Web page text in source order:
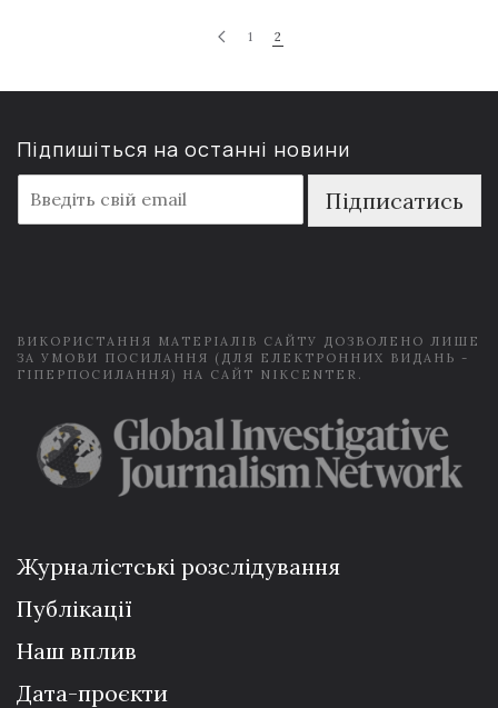
1 2
Підпишіться на останні новини
m
a
Підписатись
ВИКОРИСТАННЯ МАТЕРІАЛІВ САЙТУ ДОЗВОЛЕНО ЛИШЕ
ЗА УМОВИ ПОСИЛАННЯ (ДЛЯ ЕЛЕКТРОННИХ ВИДАНЬ -
ГІПЕРПОСИЛАННЯ) НА САЙТ NIKCENTER.
Журналістські розслідування
Публікації
Наш вплив
Дата-проєкти